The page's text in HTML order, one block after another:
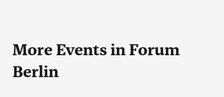
More Events in Forum
Berlin